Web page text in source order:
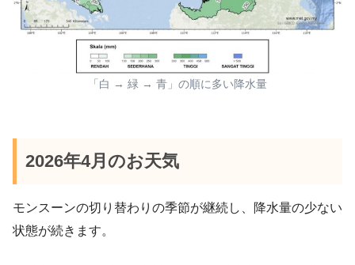
「白 → 緑 → 青」の順に多い降水量
2026年4月のお天気
モンスーンの切り替わりの季節が継続し、降水量の少ない
状態が続きます。